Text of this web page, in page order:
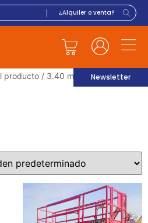
Newsletter
producto / 3.40 m